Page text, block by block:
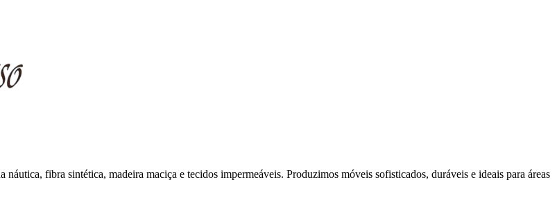
fibra sintética, madeira maciça e tecidos impermeáveis. Produzimos móveis sofisticados, duráveis e ideais para áreas